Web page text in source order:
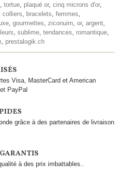
, tortue, plaqué or, cinq microns d'or,
colliers, bracelets, femmes,
, gourmettes, ziconuim, or, argent,
, sublime, tendances, romantique,
, prestalogik.ch
Visa, MasterCard et American
PayPal
grâce à des partenaires de livraison
à des prix imbattables..